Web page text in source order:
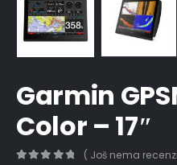
Garmin
Color – 17″
( Još nema